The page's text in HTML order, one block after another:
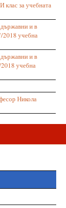
за учебната
и в
2018 учебна
и в
учебна
Никола